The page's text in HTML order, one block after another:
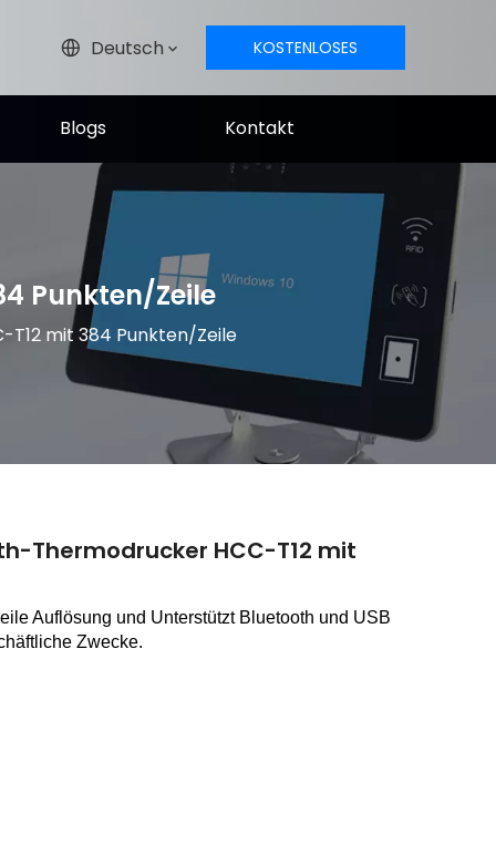
Deutsch
KOSTENLOSES
ANGEBOT
Blogs Kontakt
Punkten/Zeile
mit 384 Punkten/Zeile
Thermodrucker HCC-T12 mit
Auflösung und Unterstützt Bluetooth und USB
Zwecke.